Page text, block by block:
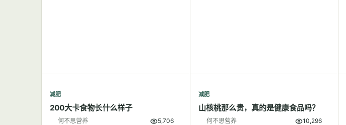
减肥
200大卡食物长什么样子
何不思营养 5,706
减肥
山核桃那么贵，真的是健康食品吗？
何不思营养 10,296